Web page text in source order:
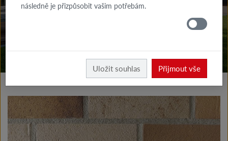
KDE
Vyrobky fasáda Klinkerové a lícové pásky typ I
následně je přizpůsobit vašim potřebám.
Uložit souhlas Přijmout vše